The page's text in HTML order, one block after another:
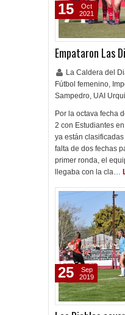
Empataron Las
La Caldera del
Fútbol femenino,
Sampedro, UAI
Por la octava fecha
2 con Estudiantes
ya están
falta de dos fechas
primer ronda, el
llegaba con la cla…
15
Oct
2021
25
Sep
2019